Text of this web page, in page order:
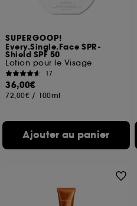
SUPERGOOP!
Every.Single.Face SPR-
Shield SPF 50
Lotion pour le Visage
17
36,00€
72,00€ / 100ml
Ajouter au panier